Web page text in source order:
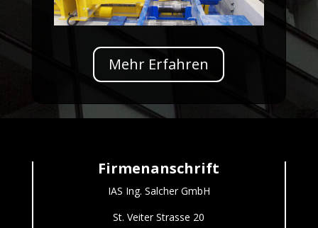
Mehr Erfahren
Firmenanschrift
IAS Ing. Salcher GmbH
St. Veiter Strasse 20